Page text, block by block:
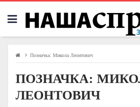
Skip
content
Позначка: Микола Леонтович
ПОЗНАЧКА:
ЛЕОНТОВИЧ